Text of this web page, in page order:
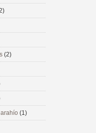
(2)
(1)